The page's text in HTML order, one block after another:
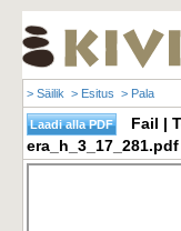
> Säilik > Esitus > Pala
Fail |